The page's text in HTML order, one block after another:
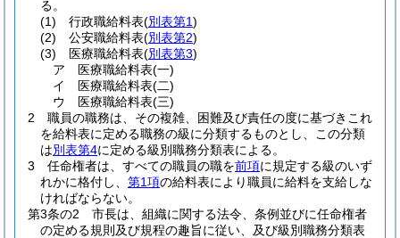
る。
(1)
行政職給料表(別表第1)
(2)
公安職給料表(別表第2)
(3)
医療職給料表(別表第3)
ア
医療職給料表(一)
イ
医療職給料表(二)
ウ
医療職給料表(三)
2
職員の職務は、その複雑、困難及び責任の度に基づきこれ
を給料表に定める職務の級に分類するものとし、この分類
は別表第4に定める級別職務分類表による。
3
任命権者は、すべての職員の職を前項に規定する級のいず
れかに格付し、 第1項の給料表により職員に給料を支給しな
ければならない。
第3条の2
市長は、組織に関する法令、条例並びに任命権者
の定める規則及び規程の趣旨に従い、及び級別職務分類表